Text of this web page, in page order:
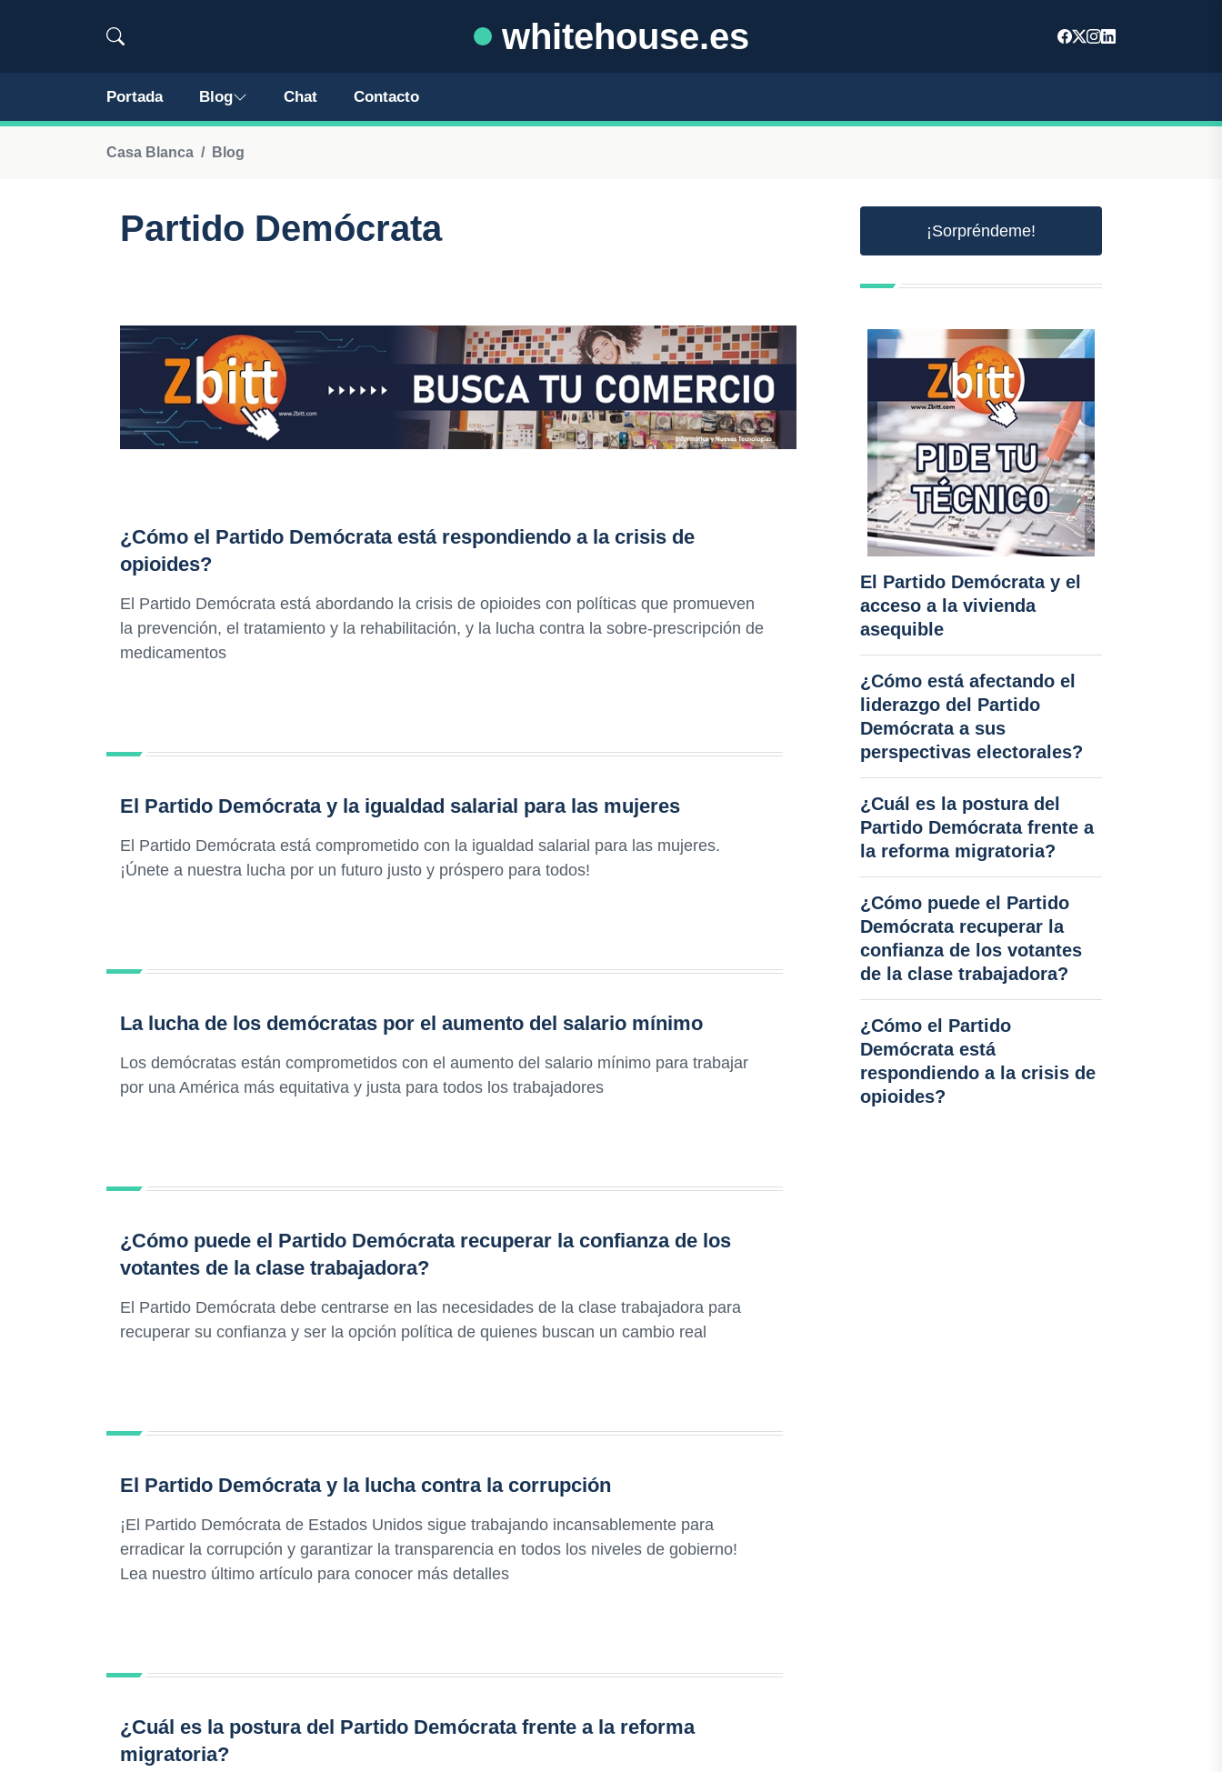
whitehouse.es
Portada Blog Chat Contacto
Casa Blanca Blog
Partido Demócrata
¿Cómo el Partido Demócrata está respondiendo a la crisis de
opioides?
El Partido Demócrata está abordando la crisis de opioides con políticas que promueven
la prevención, el tratamiento y la rehabilitación, y la lucha contra la sobre-prescripción de
medicamentos
El Partido Demócrata y la igualdad salarial para las mujeres
El Partido Demócrata está comprometido con la igualdad salarial para las mujeres.
¡Únete a nuestra lucha por un futuro justo y próspero para todos!
La lucha de los demócratas por el aumento del salario mínimo
Los demócratas están comprometidos con el aumento del salario mínimo para trabajar
por una América más equitativa y justa para todos los trabajadores
¿Cómo puede el Partido Demócrata recuperar la confianza de los
votantes de la clase trabajadora?
El Partido Demócrata debe centrarse en las necesidades de la clase trabajadora para
recuperar su confianza y ser la opción política de quienes buscan un cambio real
El Partido Demócrata y la lucha contra la corrupción
¡El Partido Demócrata de Estados Unidos sigue trabajando incansablemente para
erradicar la corrupción y garantizar la transparencia en todos los niveles de gobierno!
Lea nuestro último artículo para conocer más detalles
¿Cuál es la postura del Partido Demócrata frente a la reforma
migratoria?
¡Sorpréndeme!
El Partido Demócrata y el
acceso a la vivienda
asequible
¿Cómo está afectando el
liderazgo del Partido
Demócrata a sus
perspectivas electorales?
¿Cuál es la postura del
Partido Demócrata frente a
la reforma migratoria?
¿Cómo puede el Partido
Demócrata recuperar la
confianza de los votantes
de la clase trabajadora?
¿Cómo el Partido
Demócrata está
respondiendo a la crisis de
opioides?